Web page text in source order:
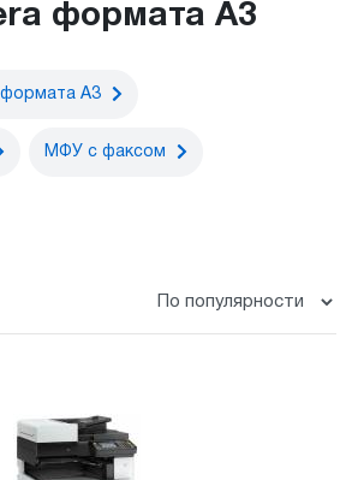
формата A3
А3
МФУ с факсом